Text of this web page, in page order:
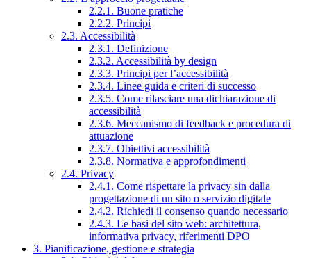
2.2.1. Buone pratiche
2.2.2. Principi
2.3. Accessibilità
2.3.1. Definizione
2.3.2. Accessibilità by design
2.3.3. Principi per l’accessibilità
2.3.4. Linee guida e criteri di successo
2.3.5. Come rilasciare una dichiarazione di
accessibilità
2.3.6. Meccanismo di feedback e procedura di
attuazione
2.3.7. Obiettivi accessibilità
2.3.8. Normativa e approfondimenti
2.4. Privacy
2.4.1. Come rispettare la privacy sin dalla
progettazione di un sito o servizio digitale
2.4.2. Richiedi il consenso quando necessario
2.4.3. Le basi del sito web: architettura,
informativa privacy, riferimenti DPO
3. Pianificazione, gestione e strategia